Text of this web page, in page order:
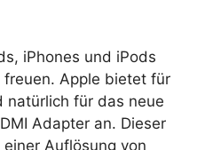
iPhones und iPods
freuen. Apple bietet für
natürlich für das neue
Adapter an. Dieser
Auflösung von